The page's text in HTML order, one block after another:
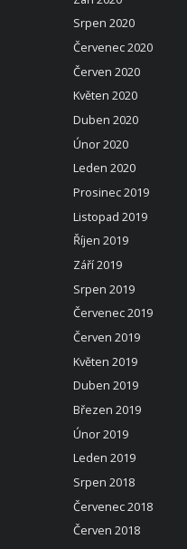
Srpen 2020
Červenec 2020
Červen 2020
Květen 2020
Duben 2020
Únor 2020
Leden 2020
Prosinec 2019
Listopad 2019
Říjen 2019
Září 2019
Srpen 2019
Červenec 2019
Červen 2019
Květen 2019
Duben 2019
Březen 2019
Únor 2019
Leden 2019
Srpen 2018
Červenec 2018
Červen 2018